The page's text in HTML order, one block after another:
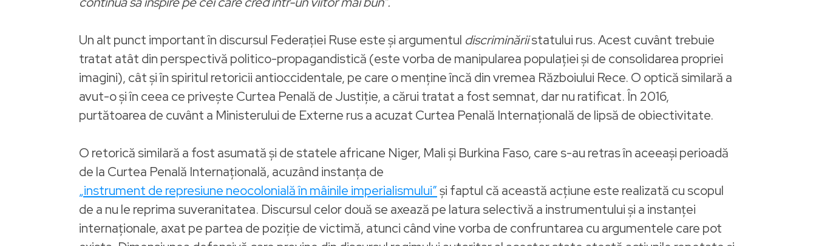
Un alt punct important în discursul Federației Ruse este și argumentul discriminăriistatului rus. Acest cuvânt trebuie
tratat atât din perspectivă politico-propagandistică (este vorba de manipularea populației și de consolidarea propriei
imagini), cât și în spiritul retoricii antioccidentale, pe care o menține încă din vremea Războiului Rece. O optică similară a
avut-o și în ceea ce privește Curtea Penală de Justiție, a cărui tratat a fost semnat, dar nu ratificat. În 2016,
purtătoarea de cuvânt a Ministerului de Externe rus a acuzat Curtea Penală Internațională de lipsă de obiectivitate.
O retorică similară a fost asumată și de statele africane Niger, Mali și Burkina Faso, care s-au retras în aceeași perioadă
de la Curtea Penală Internațională, acuzând instanța de
„instrument de represiune neocolonială în mâinile imperialismului”și faptul că această acțiune este realizată cu scopul
de a nu le reprima suveranitatea. Discursul celor două se axează pe latura selectivă a instrumentului și a instanței
internaționale, axat pe partea de poziție de victimă, atunci când vine vorba de confruntarea cu argumentele care pot